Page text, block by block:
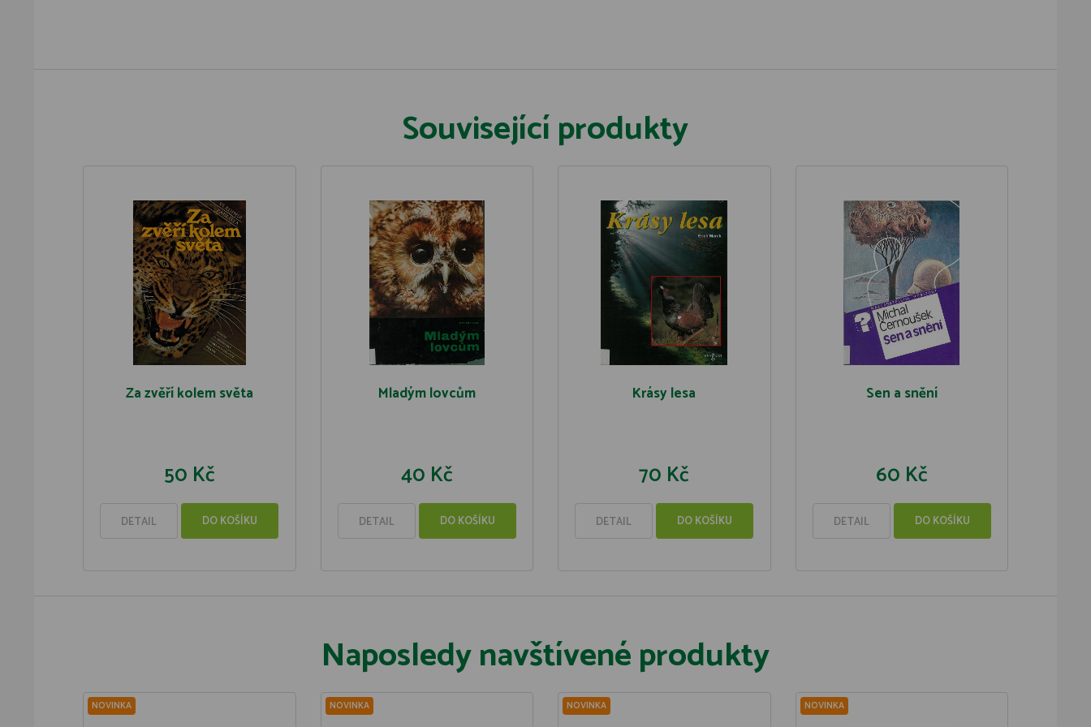
Související produkty
Za zvěří kolem světa
50 Kč
DETAIL DO KOŠÍKU
Mladým lovcům
40 Kč
DETAIL DO KOŠÍKU
Krásy lesa
70 Kč
DETAIL DO KOŠÍKU
Sen a snění
60 Kč
DETAIL DO KOŠÍKU
Naposledy navštívené produkty
NOVINKA NOVINKA NOVINKA NOVINKA